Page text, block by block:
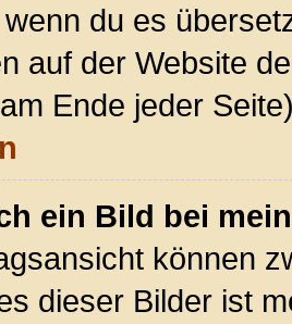
du es
auf der Website
Ende jeder
ein Bild bei
können
dieser Bilder ist